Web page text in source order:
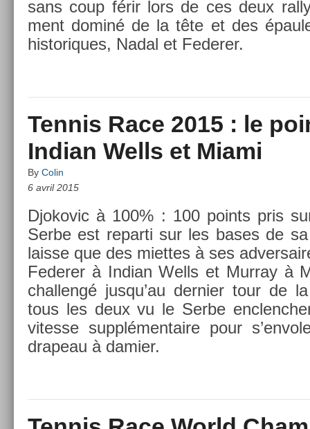
sans coup férir lors de ces deux
ment dominé de la tête et des
his­toriques, Nadal et Feder­er.
Tennis Race 2015 : le
Indian Wells et Miami
By Colin
6 avril 2015
Djokovic à 100% : 100 points pris
Serbe est re­par­ti sur les bases de
lais­se que des miet­tes à ses
Feder­er à In­dian Wells et Mur­ray à
chal­lengé jusqu’au de­rni­er tour de
tous les deux vu le Serbe
vites­se sup­plémen­taire pour
drapeau à dami­er.